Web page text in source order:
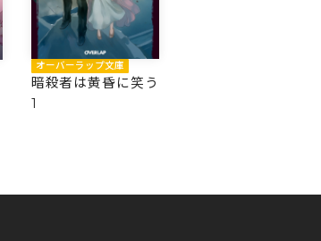
オーバーラップ文庫
暗殺者は黄昏に笑う
1